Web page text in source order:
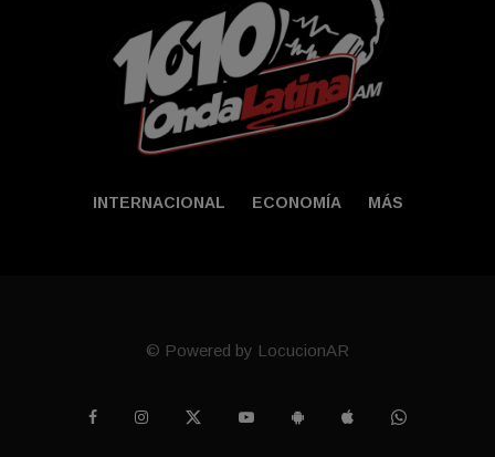
INTERNACIONAL ECONOMÍA MÁS
© Powered by LocucionAR